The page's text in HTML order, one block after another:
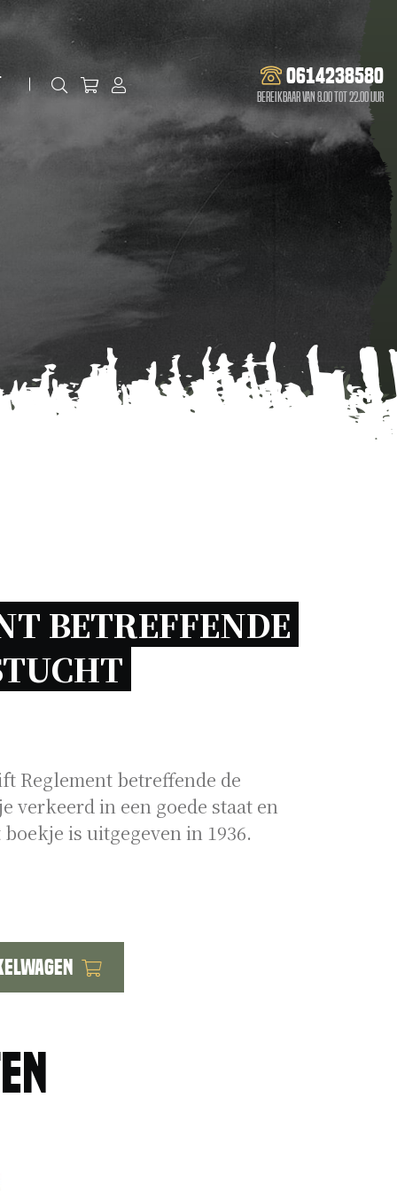
0614238580
Bereikbaar van 8.00 tot 22.00 uur
BETREFFENDE
Reglement betreffende de
verkeerd in een goede staat en
is uitgegeven in 1936.